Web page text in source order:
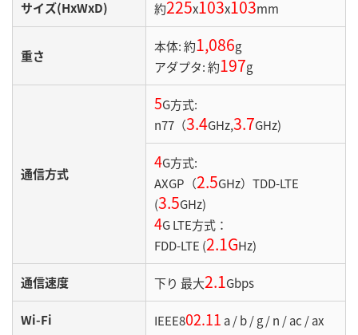
サイズ(HxWxD) 約225x103x103mm
重さ
本体: 約1,086g
アダプタ: 約197g
通信方式
5G方式:
n77（3.4GHz,3.7GHz)
4G方式:
AXGP（2.5GHz）TDD-LTE
(3.5GHz)
4G LTE方式：
FDD-LTE (2.1GHz)
通信速度 下り 最大2.1Gbps
Wi-Fi IEEE802.11 a / b / g / n / ac / ax